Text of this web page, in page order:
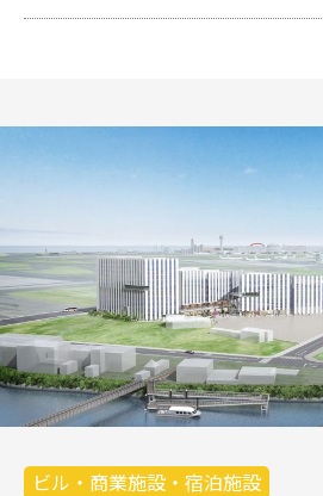
ビル・商業施設・宿泊施設